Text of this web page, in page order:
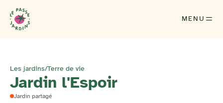
MENU
Les jardins/Terre de vie
Jardin l'Espoir
Jardin partagé